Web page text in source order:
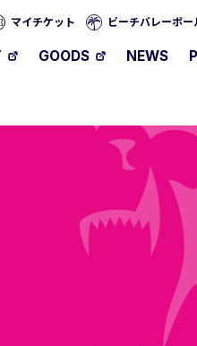
GOODS NEWS
マイチケット ビーチバレーボー